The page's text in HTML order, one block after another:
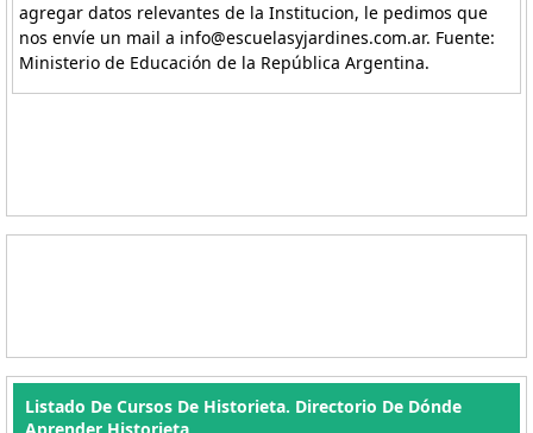
agregar datos relevantes de la Institucion, le pedimos que
nos envíe un mail a info@escuelasyjardines.com.ar. Fuente:
Ministerio de Educación de la República Argentina.
Listado De Cursos De Historieta. Directorio De Dónde